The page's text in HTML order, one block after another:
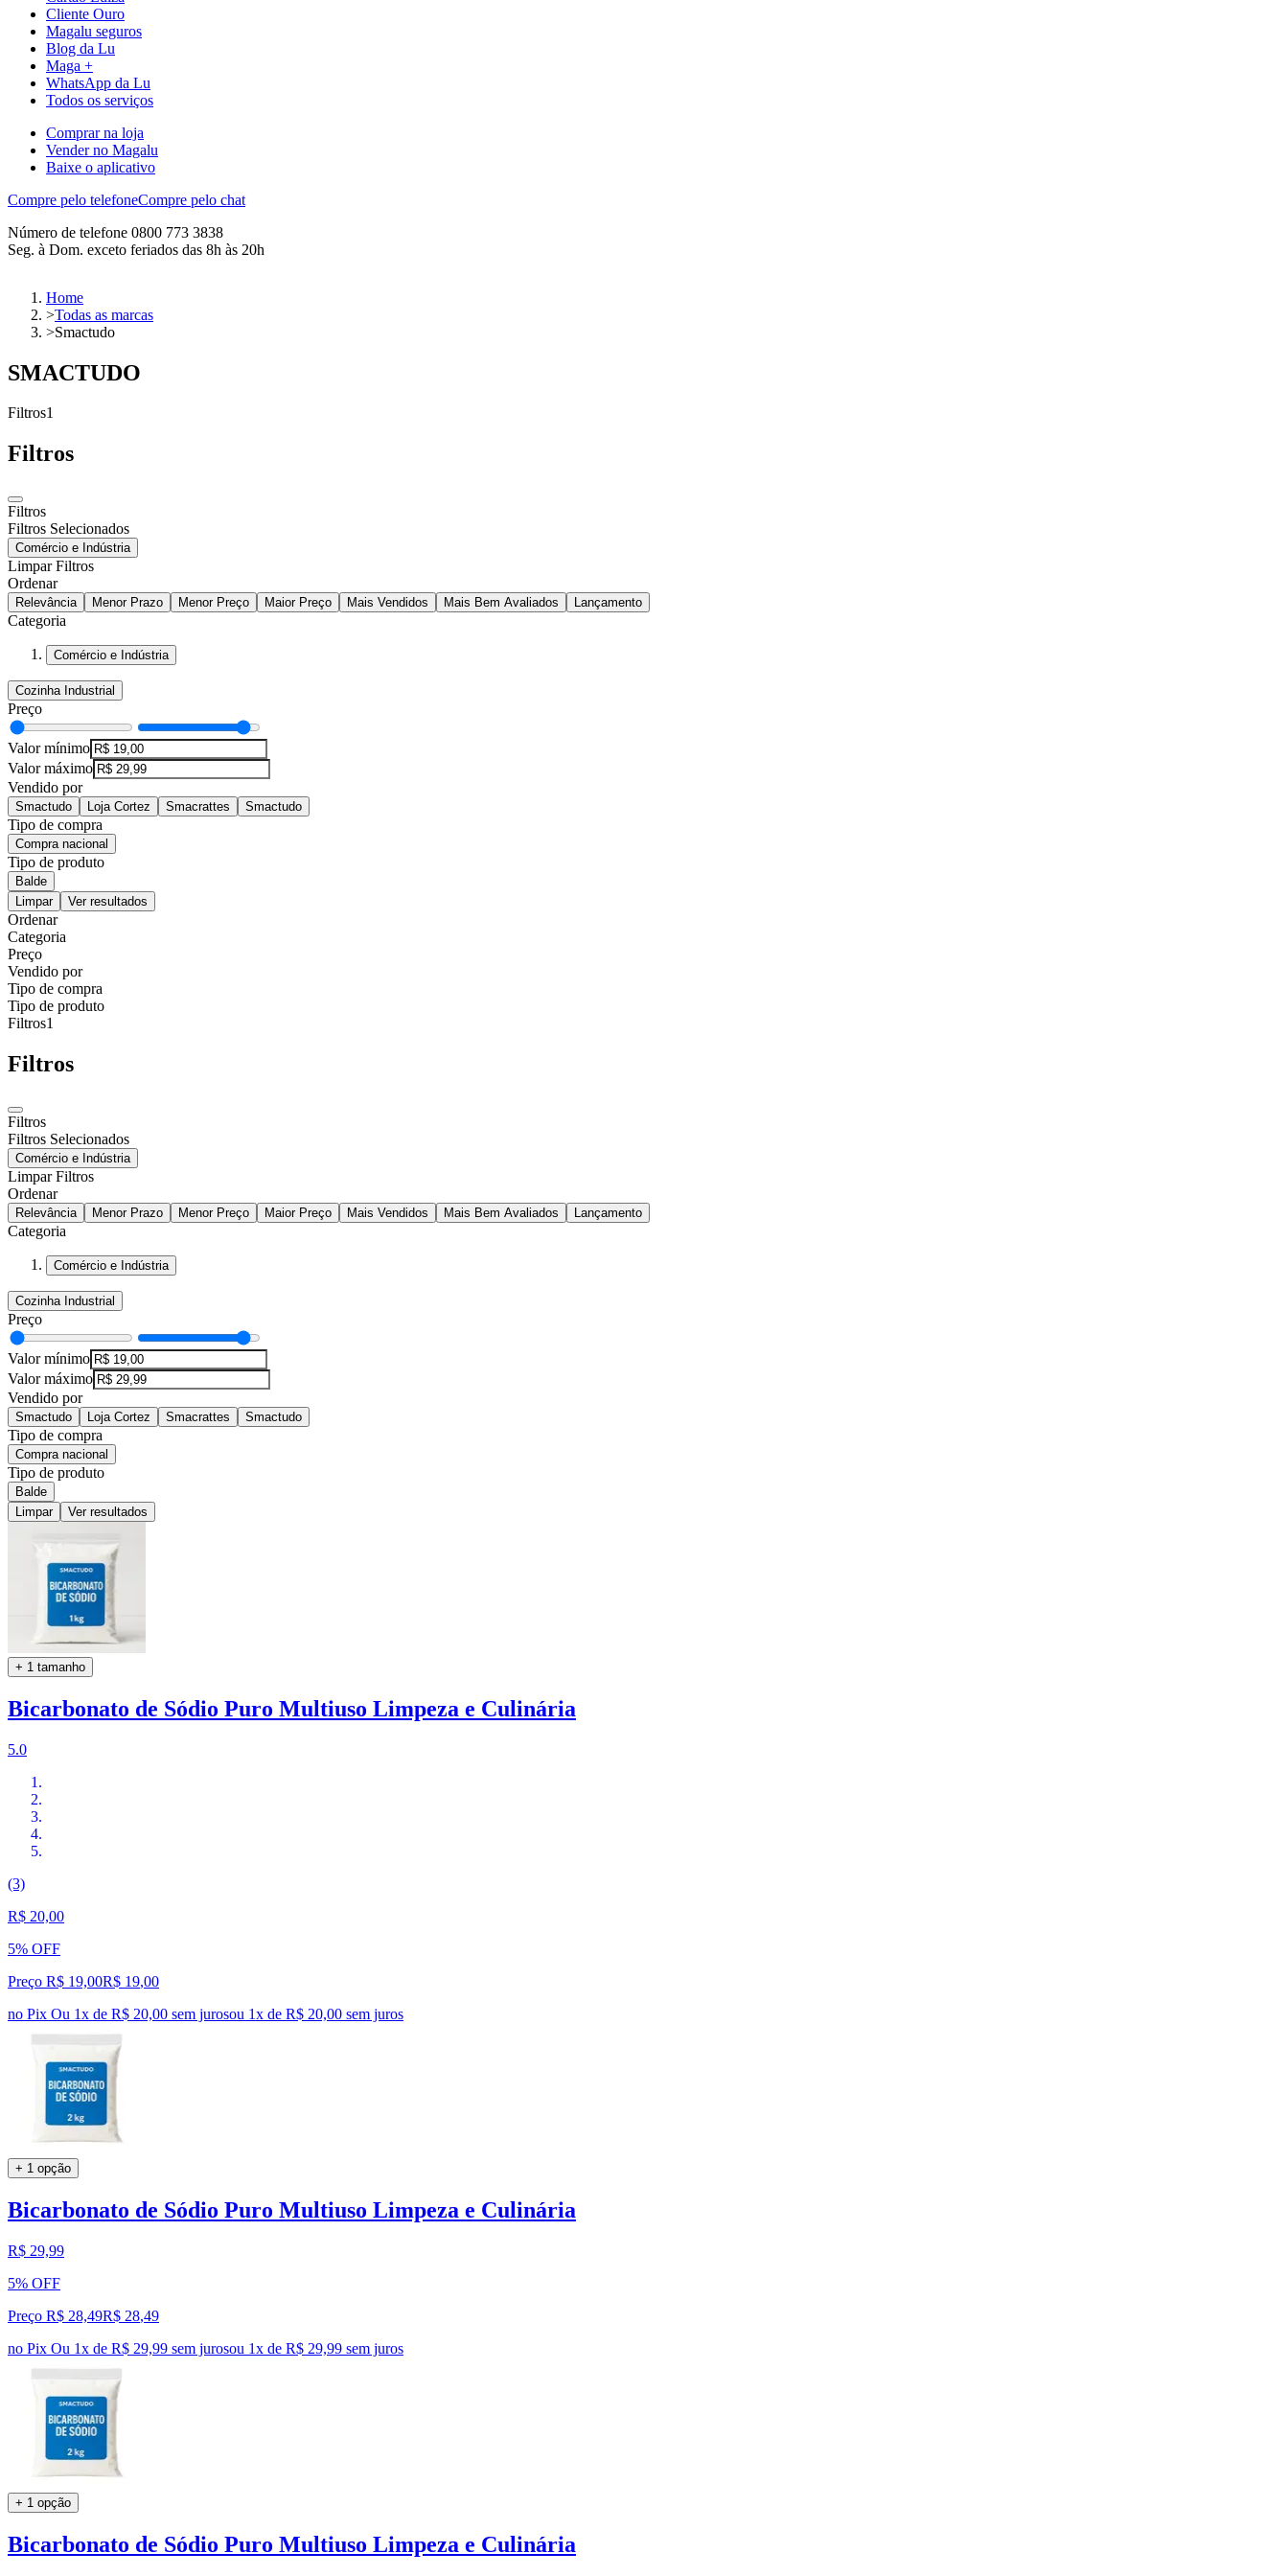
Cliente Ouro
Magalu seguros
Blog da Lu
Maga +
WhatsApp da Lu
Todos os serviços
Comprar na loja
Vender no Magalu
Baixe o aplicativo
Compre pelo telefoneCompre pelo chat
Número de telefone 0800 773 3838
Seg. à Dom. exceto feriados das 8h às 20h
Home
>Todas as marcas
>Smactudo
SMACTUDO
Filtros1
Filtros
Filtros
Filtros Selecionados
Comércio e Indústria
Limpar Filtros
Ordenar
Relevância Menor Prazo Menor Preço Maior Preço Mais Vendidos Mais Bem Avaliados Lançamento
Categoria
Comércio e Indústria
Cozinha Industrial
Preço
Valor mínimo
Valor máximo
Vendido por
Smactudo Loja Cortez Smacrattes Smactudo
Tipo de compra
Compra nacional
Tipo de produto
Balde
Limpar
Ver resultados
Ordenar
Categoria
Preço
Vendido por
Tipo de compra
Tipo de produto
Filtros1
Filtros
Filtros
Filtros Selecionados
Comércio e Indústria
Limpar Filtros
Ordenar
Relevância Menor Prazo Menor Preço Maior Preço Mais Vendidos Mais Bem Avaliados Lançamento
Categoria
Comércio e Indústria
Cozinha Industrial
Preço
Valor mínimo
Valor máximo
Vendido por
Smactudo Loja Cortez Smacrattes Smactudo
Tipo de compra
Compra nacional
Tipo de produto
Balde
Limpar
Ver resultados
+ 1 tamanho
Bicarbonato de Sódio Puro Multiuso Limpeza e Culinária
5.0
(3)
R$ 20,00
5% OFF
Preço R$ 19,00R$ 19,00
no Pix Ou 1x de R$ 20,00 sem jurosou 1x de R$ 20,00 sem juros
+ 1 opção
Bicarbonato de Sódio Puro Multiuso Limpeza e Culinária
R$ 29,99
5% OFF
Preço R$ 28,49R$ 28,49
no Pix Ou 1x de R$ 29,99 sem jurosou 1x de R$ 29,99 sem juros
+ 1 opção
Bicarbonato de Sódio Puro Multiuso Limpeza e Culinária